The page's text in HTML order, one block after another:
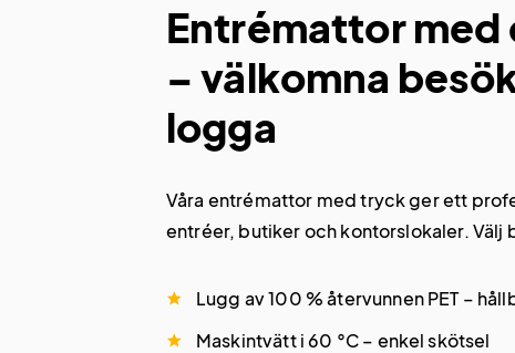
Entrémattor
– välkomna
logga
Våra entrémattor med tryck ger ett
entréer, butiker och kontorslokaler. Välj
Lugg av 100 % återvunnen PET –
Maskintvätt i 60 °C – enkel skötsel